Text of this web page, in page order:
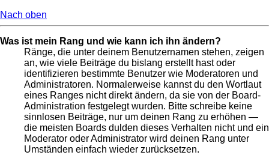
Nach oben
Was ist mein Rang und wie kann ich ihn ändern?
Ränge, die unter deinem Benutzernamen stehen, zeigen
an, wie viele Beiträge du bislang erstellt hast oder
identifizieren bestimmte Benutzer wie Moderatoren und
Administratoren. Normalerweise kannst du den Wortlaut
eines Ranges nicht direkt ändern, da sie von der Board-
Administration festgelegt wurden. Bitte schreibe keine
sinnlosen Beiträge, nur um deinen Rang zu erhöhen —
die meisten Boards dulden dieses Verhalten nicht und ein
Moderator oder Administrator wird deinen Rang unter
Umständen einfach wieder zurücksetzen.